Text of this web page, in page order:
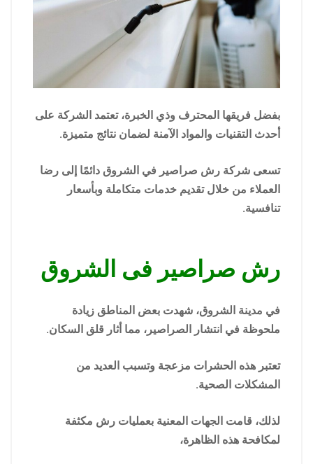
بفضل فريقها المحترف وذي الخبرة، تعتمد الشركة على
أحدث التقنيات والمواد الآمنة لضمان نتائج متميزة.
تسعى شركة رش صراصير في الشروق دائمًا إلى رضا
العملاء من خلال تقديم خدمات متكاملة وبأسعار
تنافسية.
رش صراصير فى الشروق
في مدينة الشروق، شهدت بعض المناطق زيادة
ملحوظة في انتشار الصراصير، مما أثار قلق السكان.
تعتبر هذه الحشرات مزعجة وتسبب العديد من
المشكلات الصحية.
لذلك، قامت الجهات المعنية بعمليات رش مكثفة
لمكافحة هذه الظاهرة،